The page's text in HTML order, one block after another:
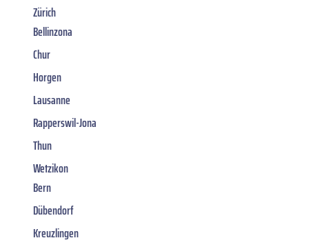
Zürich
Bellinzona
Chur
Horgen
Lausanne
Rapperswil-Jona
Thun
Wetzikon
Bern
Dübendorf
Kreuzlingen